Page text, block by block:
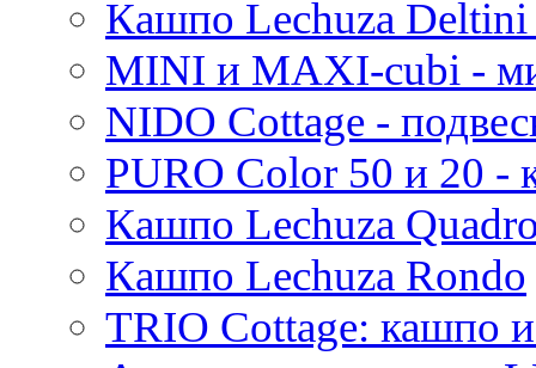
Кашпо Lechuza
MINI и MAXI-cubi -
NIDO Cottage -
PURO Color 50 и 20
Кашпо Lechuza
Кашпо Lechuza Rondo
TRIO Cottage: кашпо